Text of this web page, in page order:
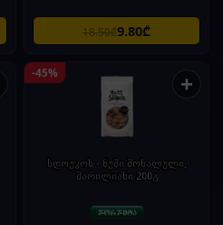
18.50₾9.80₾
-45% +
სდოუკოს - ნუში მოხალული,
მარილიანი 200გ